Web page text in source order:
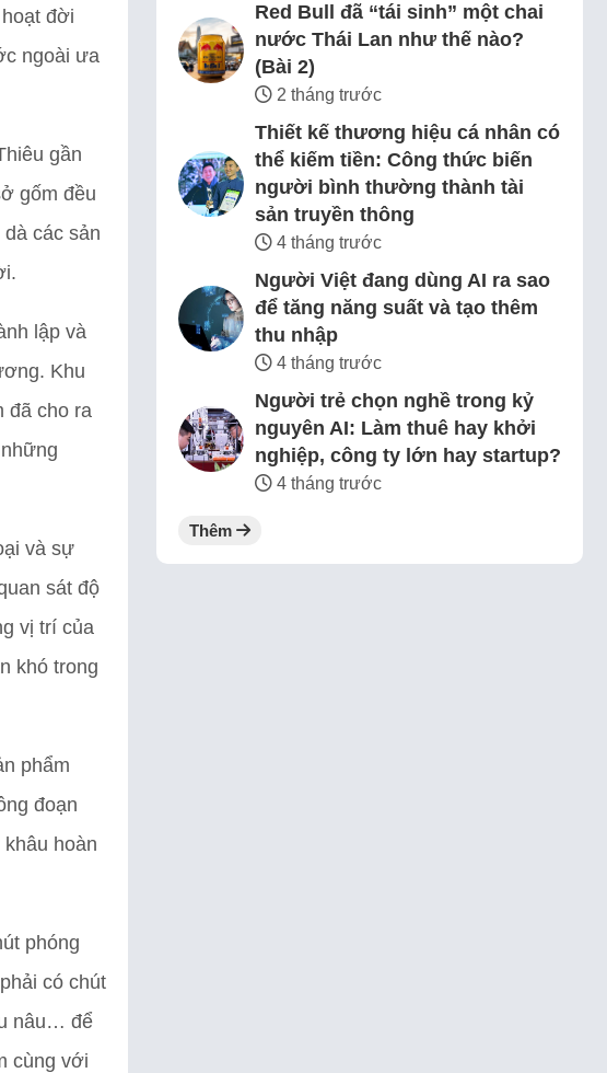
đời
ngoài ưa
gần
gốm đều
các sản
lập và
Khu
đã cho ra
và sự
sát độ
vị trí của
khó trong
phẩm
đoạn
hoàn
phóng
có chút
nâu… để
cùng với
Red Bull đã “tái sinh” một chai
nước Thái Lan như thế nào?
(Bài 2)
2 tháng trước
Thiết kế thương hiệu cá nhân có
thể kiếm tiền: Công thức biến
người bình thường thành tài
sản truyền thông
4 tháng trước
Người Việt đang dùng AI ra sao
để tăng năng suất và tạo thêm
thu nhập
4 tháng trước
Người trẻ chọn nghề trong kỷ
nguyên AI: Làm thuê hay khởi
nghiệp, công ty lớn hay startup?
4 tháng trước
Thêm